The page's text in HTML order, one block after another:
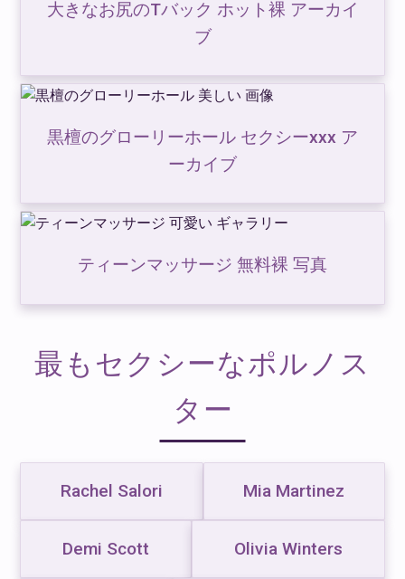
大きなお尻のTバック ホット裸 アーカイ
ブ
黒檀のグローリーホール セクシーxxx ア
ーカイブ
ティーンマッサージ 無料裸 写真
最もセクシーなポルノス
ター
Rachel Salori Mia Martinez
Demi Scott Olivia Winters